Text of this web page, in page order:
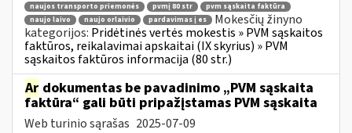
naujos transporto priemonės
pvmį 80 str
pvm sąskaita faktūra
naujo laivo
naujo orlaivio pardavimas į es
Mokesčių žinyno
kategorijos: Pridėtinės vertės mokestis » PVM sąskaitos
faktūros, reikalavimai apskaitai (IX skyrius) » PVM
sąskaitos faktūros informacija (80 str.)
Ar dokumentas be pavadinimo „PVM sąskaita
faktūra“ gali būti pripažįstamas PVM sąskaita
Web turinio sąrašas 2025-07-09